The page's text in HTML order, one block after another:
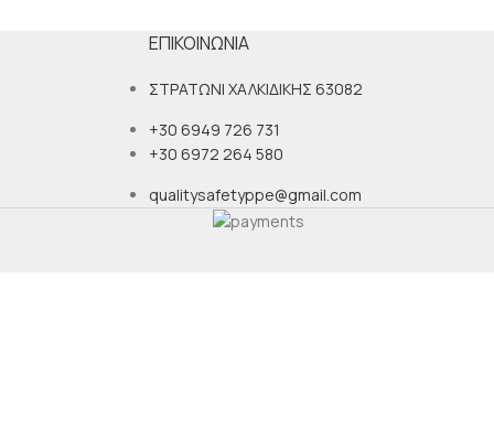
ΕΠΙΚΟΙΝΩΝΊΑ
ΣΤΡΑΤΩΝΙ ΧΑΛΚΙΔΙΚΗΣ 63082
+30 6949 726 731
+30 6972 264 580
qualitysafetyppe@gmail.com